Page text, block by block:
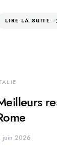
LIRE LA SUITE
juin 2026